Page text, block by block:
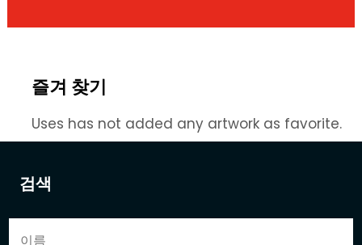
검색
즐겨 찾기
Uses has not added any artwork as favorite.